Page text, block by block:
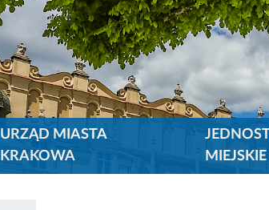
URZĄD MIASTA
KRAKOWA
MIEJSKIE